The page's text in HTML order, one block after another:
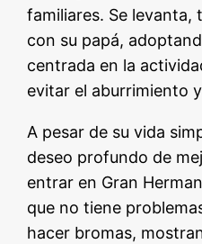
familiares. Se levanta,
con su papá,
centrada en la
evitar el aburrimiento
A pesar de su vida
deseo profundo de
entrar en Gran
que no tiene
hacer bromas,